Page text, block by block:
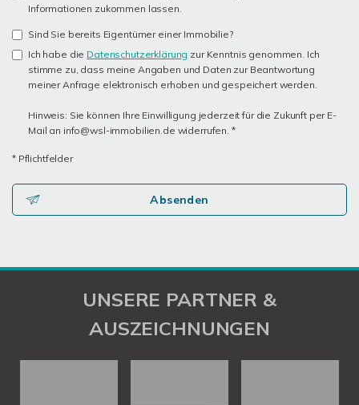
Informationen zukommen lassen.
Sind Sie bereits Eigentümer einer Immobilie?
Ich habe die Datenschutzerklärung zur Kenntnis genommen. Ich
stimme zu, dass meine Angaben und Daten zur Beantwortung
meiner Anfrage elektronisch erhoben und gespeichert werden.
Hinweis: Sie können Ihre Einwilligung jederzeit für die Zukunft per E-
Mail an info@wsl-immobilien.de widerrufen. *
* Pflichtfelder
Absenden
UNSERE PARTNER &
AUSZEICHNUNGEN